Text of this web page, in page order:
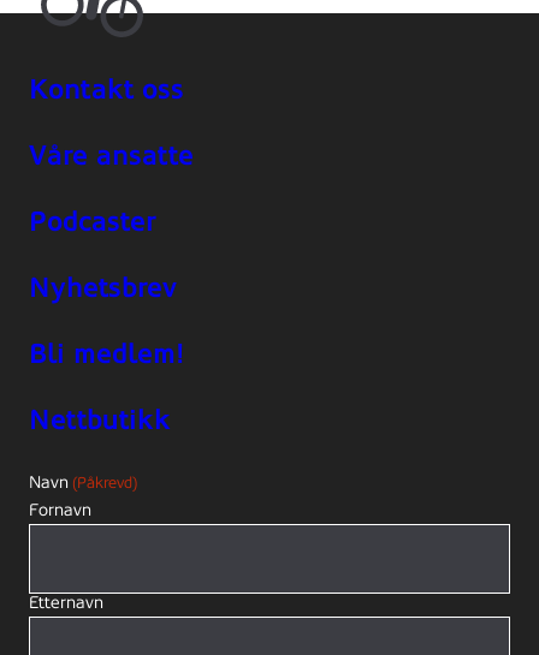
Kontakt oss
Våre ansatte
Podcaster
Nyhetsbrev
Bli medlem!
Nettbutikk
Navn (Påkrevd)
Fornavn
Etternavn